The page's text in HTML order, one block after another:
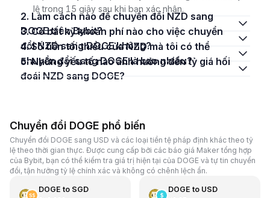
lệ trong 15 giây sau khi bạn xác nhận.
2. Làm cách nào để chuyển đổi NZD sang
DOGE trên Bybit?
3. Có bất kỳ khoản phí nào cho việc chuyển
đổi NZD sang DOGE không?
4. Số tiền tối thiểu của NZD mà tôi có thể
chuyển đổi sang DOGE là bao nhiêu?
5. Những yếu tố nào ảnh hưởng đến tỷ giá hối
đoái NZD sang DOGE?
Chuyển đổi DOGE phổ biến
Chuyển đổi DOGE sang USD và các loại tiền tệ pháp định khác theo tỷ
lệ theo thời gian thực. Được cung cấp bởi các báo giá Maker tổng hợp
của Bybit, bạn có thể kiểm tra giá trị hiện tại của DOGE và tự tin chuyển
đổi, tận hưởng tỷ lệ chính xác và không có chênh lệch ẩn.
DOGE to SGD DOGE to USD